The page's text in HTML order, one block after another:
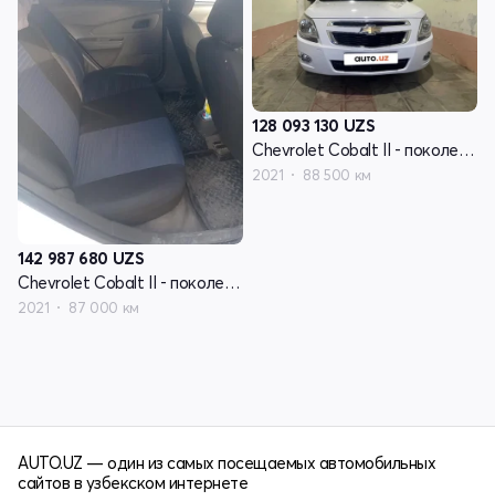
142 987 680 UZS
Chevrolet Cobalt II - поколение рестайлинг
2021 87 000 км
128 093 130 UZS
Chevrolet Cobalt II - поколение рестайлинг
2021 88 500 км
AUTO.UZ — один из самых посещаемых автомобильных
сайтов в узбекском интернете